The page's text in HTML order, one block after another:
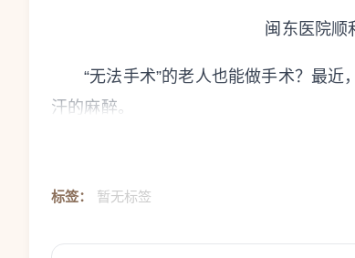
闽东医院顺
“无法手术”的老人也能做手术？最
汗的麻醉。
82岁的谢老伯因左侧输尿管结石伴
2型糖尿病、慢阻肺、肾功能不全等问题
醉高危”。
标签： 暂无标签